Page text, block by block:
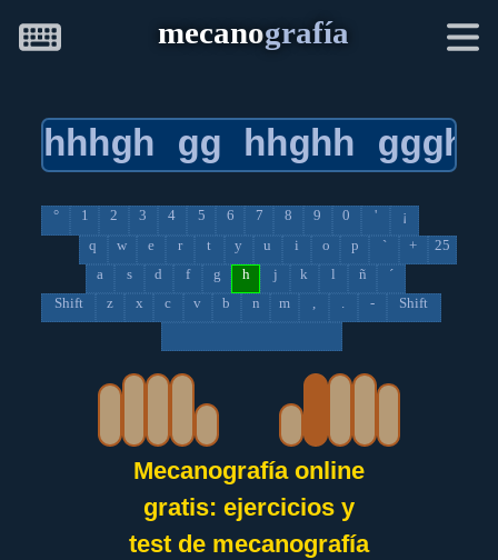
mecanografía
° 1 2 3 4 5 6 7 8 9 0 '
¡
q
w e r t y u i o p ` +
25
a
s d f g h j k l ñ
´
Shift
z x c v b n m - Shift
Mecanografía online
gratis: ejercicios y
test de mecanografía